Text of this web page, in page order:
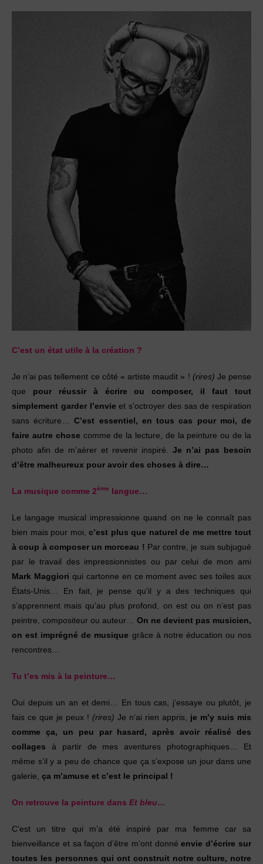
C’est un état utile à la création ?
Je n’ai pas tellement ce côté « artiste maudit » ! (rires) Je pense
que pour réussir à écrire ou composer, il faut tout
simplement garder l’envieet s’octroyer des sas de respiration
sans écriture… C’est essentiel, en tous cas pour moi, de
faire autre chose comme de la lecture, de la peinture ou de la
photo afin de m’aérer et revenir inspiré.Je n’ai pas besoin
d’être malheureux pour avoir des choses à dire…
La musique comme 2ème langue…
Le langage musical impressionne quand on ne le connaît pas
bien mais pour moi,c’est plus que naturel de me mettre tout
à coup à composer un morceau ! Par contre, je suis subjugué
par le travail des impressionnistes ou par celui de mon ami
Mark Maggiori qui cartonne en ce moment avec ses toiles aux
États-Unis… En fait, je pense qu’il y a des techniques qui
s’apprennent mais qu’au plus profond, on est ou on n’est pas
peintre, compositeur ou auteur… On ne devient pas musicien,
on est imprégné de musique grâce à notre éducation ou nos
rencontres…
Tu t’es mis à la peinture…
Oui depuis un an et demi… En tous cas, j’essaye ou plutôt, je
fais ce que je peux ! (rires) Je n’ai rien appris, je m’y suis mis
comme ça, un peu par hasard, après avoir réalisé des
collages à partir de mes aventures photographiques… Et
même s’il y a peu de chance que ça s’expose un jour dans une
galerie, ça m’amuse et c’est le principal !
On retrouve la peinture dans Et bleu…
C’est un titre qui m’a été inspiré par ma femme car sa
bienveillance et sa façon d’être m’ont donnéenvie d’écrire sur
toutes les personnes qui ont construit notre culture, notre